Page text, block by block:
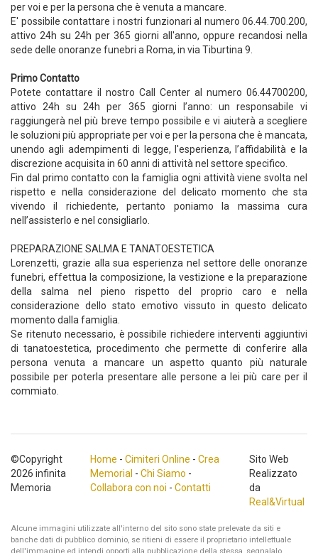
per voi e per la persona che è venuta a mancare.
E' possibile contattare i nostri funzionari al numero 06.44.700.200,
attivo 24h su 24h per 365 giorni all'anno, oppure recandosi nella
sede delle onoranze funebri a Roma, in via Tiburtina 9.
Primo Contatto
Potete contattare il nostro Call Center al numero 06.44700200,
attivo 24h su 24h per 365 giorni l’anno: un responsabile vi
raggiungerà nel più breve tempo possibile e vi aiuterà a scegliere
le soluzioni più appropriate per voi e per la persona che è mancata,
unendo agli adempimenti di legge, l'esperienza, l’affidabilità e la
discrezione acquisita in 60 anni di attività nel settore specifico.
Fin dal primo contatto con la famiglia ogni attività viene svolta nel
rispetto e nella considerazione del delicato momento che sta
vivendo il richiedente, pertanto poniamo la massima cura
nell’assisterlo e nel consigliarlo.
PREPARAZIONE SALMA E TANATOESTETICA
Lorenzetti, grazie alla sua esperienza nel settore delle onoranze
funebri, effettua la composizione, la vestizione e la preparazione
della salma nel pieno rispetto del proprio caro e nella
considerazione dello stato emotivo vissuto in questo delicato
momento dalla famiglia.
Se ritenuto necessario, è possibile richiedere interventi aggiuntivi
di tanatoestetica, procedimento che permette di conferire alla
persona venuta a mancare un aspetto quanto più naturale
possibile per poterla presentare alle persone a lei più care per il
commiato.
©Copyright
2026 infinita
Memoria
Home - Cimiteri Online - Crea
Memorial - Chi Siamo -
Collabora con noi - Contatti
Sito Web
Realizzato
da
Real&Virtual
Alcune immagini utilizzate all'interno del sito sono state prelevate da siti e
banche dati di pubblico dominio, se ritieni di essere il proprietario intellettuale
dell'immagine ed intendi opporti alla pubblicazione della stessa, segnalalo